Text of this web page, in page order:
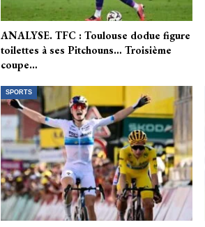
ANALYSE. TFC : Toulouse dodue figure
toilettes à ses Pitchouns… Troisième
coupe…
SPORTS